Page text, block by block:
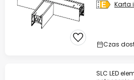
Karta
Czas
SLC LED